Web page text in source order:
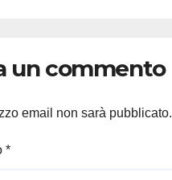
un commento
email non sarà pubblicato.
*